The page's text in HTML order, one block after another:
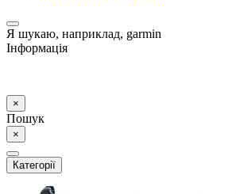
Я шукаю, наприклад, garmin
Інформація
×
Пошук
×
Категорії